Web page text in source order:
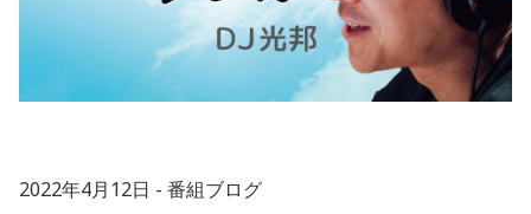
2022年4月12日 番組ブログ